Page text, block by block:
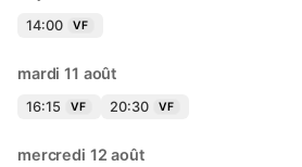
14:00 VF
mardi 11 août
16:15 VF 20:30 VF
mercredi 12 août